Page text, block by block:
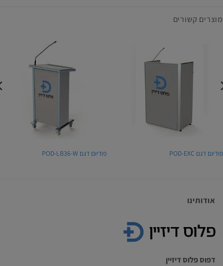
מוצרים קשורים
פודיום דגם POD-EXC פודיום דגם POD-LB36-W
אודותינו
דפוס פלוס דיזיין